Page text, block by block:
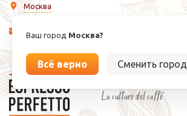
Москва
Ваш город Москва?
Всё верно Сменить город
info@espressoperfetto.ru
La culture del caffé